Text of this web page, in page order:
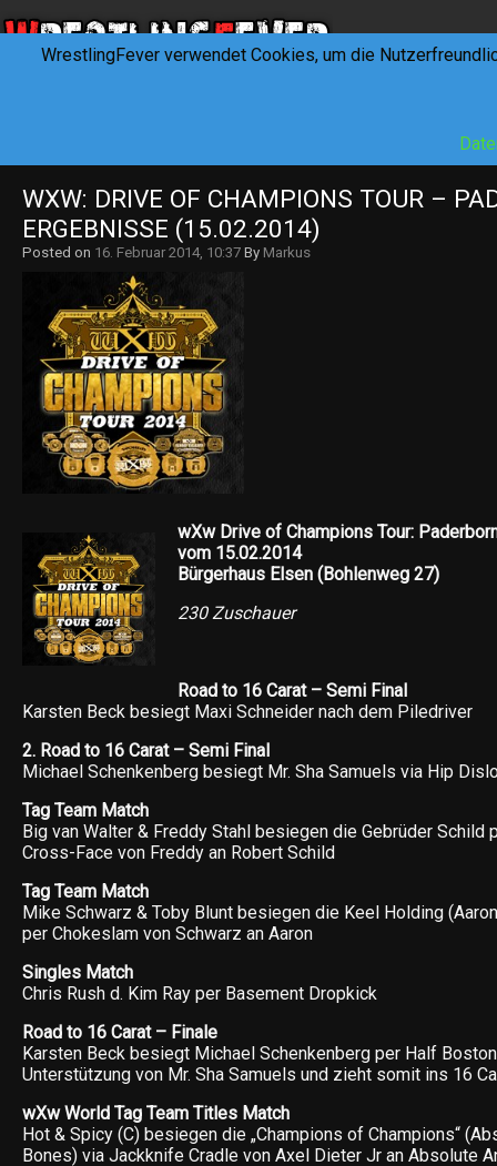
WXW: DRIVE OF CHAMPIONS TOUR –
ERGEBNISSE (15.02.2014)
Posted on 16. Februar 2014, 10:37 By Markus
wXw Drive of Champions Tour:
vom 15.02.2014
Bürgerhaus Elsen (Bohlenweg 27)
230 Zuschauer
Road to 16 Carat – Semi Final
Karsten Beck besiegt Maxi Schneider nach dem Piledriver
2. Road to 16 Carat – Semi Final
Michael Schenkenberg besiegt Mr. Sha Samuels via Hip
Tag Team Match
Big van Walter & Freddy Stahl besiegen die Gebrüder Schild
Cross-Face von Freddy an Robert Schild
Tag Team Match
Mike Schwarz & Toby Blunt besiegen die Keel Holding
per Chokeslam von Schwarz an Aaron
Singles Match
Chris Rush d. Kim Ray per Basement Dropkick
Road to 16 Carat – Finale
Karsten Beck besiegt Michael Schenkenberg per Half
Unterstützung von Mr. Sha Samuels und zieht somit ins 16
wXw World Tag Team Titles Match
Hot & Spicy (C) besiegen die „Champions of Champions“
Bones) via Jackknife Cradle von Axel Dieter Jr an Absolute
WrestlingFever verwendet Cookies, um die